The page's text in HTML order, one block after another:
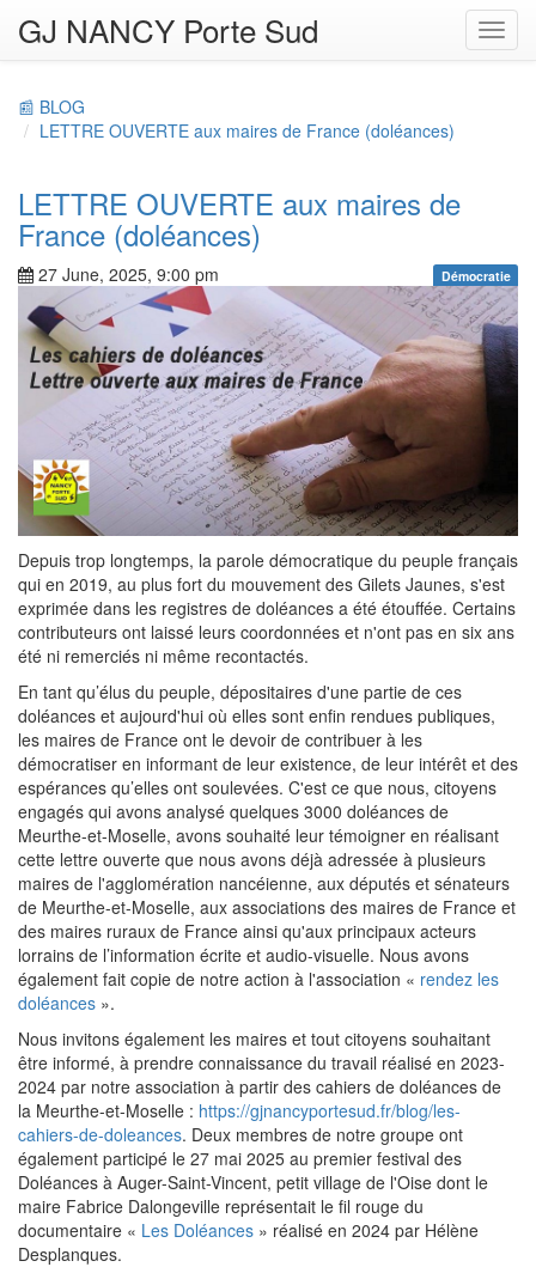
GJ NANCY Porte Sud
📰 BLOG
LETTRE OUVERTE aux maires de France (doléances)
LETTRE OUVERTE aux maires de
France (doléances)
27 June, 2025, 9:00 pm Démocratie
Depuis trop longtemps, la parole démocratique du peuple français
qui en 2019, au plus fort du mouvement des Gilets Jaunes, s'est
exprimée dans les registres de doléances a été étouffée. Certains
contributeurs ont laissé leurs coordonnées et n'ont pas en six ans
été ni remerciés ni même recontactés.
En tant qu’élus du peuple, dépositaires d'une partie de ces
doléances et aujourd'hui où elles sont enfin rendues publiques,
les maires de France ont le devoir de contribuer à les
démocratiser en informant de leur existence, de leur intérêt et des
espérances qu’elles ont soulevées. C'est ce que nous, citoyens
engagés qui avons analysé quelques 3000 doléances de
Meurthe-et-Moselle, avons souhaité leur témoigner en réalisant
cette lettre ouverte que nous avons déjà adressée à plusieurs
maires de l'agglomération nancéienne, aux députés et sénateurs
de Meurthe-et-Moselle, aux associations des maires de France et
des maires ruraux de France ainsi qu'aux principaux acteurs
lorrains de l’information écrite et audio-visuelle. Nous avons
également fait copie de notre action à l'association « rendez les
doléances ».
Nous invitons également les maires et tout citoyens souhaitant
être informé, à prendre connaissance du travail réalisé en 2023-
2024 par notre association à partir des cahiers de doléances de
la Meurthe-et-Moselle : https://gjnancyportesud.fr/blog/les-
cahiers-de-doleances. Deux membres de notre groupe ont
également participé le 27 mai 2025 au premier festival des
Doléances à Auger-Saint-Vincent, petit village de l'Oise dont le
maire Fabrice Dalongeville représentait le fil rouge du
documentaire « Les Doléances » réalisé en 2024 par Hélène
Desplanques.